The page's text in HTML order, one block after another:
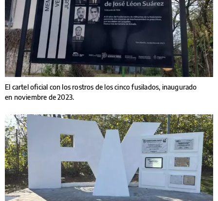
El cartel oficial con los rostros de los cinco fusilados, inaugurado
en noviembre de 2023.